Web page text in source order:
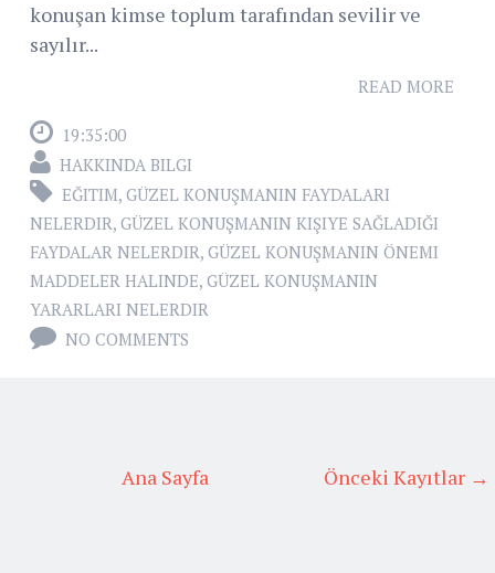
konuşan kimse toplum tarafından sevilir ve
sayılır...
READ MORE
19:35:00
HAKKINDA BILGI
EĞITIM, GÜZEL KONUŞMANIN FAYDALARI
NELERDIR, GÜZEL KONUŞMANIN KIŞIYE SAĞLADIĞI
FAYDALAR NELERDIR, GÜZEL KONUŞMANIN ÖNEMI
MADDELER HALINDE, GÜZEL KONUŞMANIN
YARARLARI NELERDIR
NO COMMENTS
Önceki Kayıtlar →
Ana Sayfa